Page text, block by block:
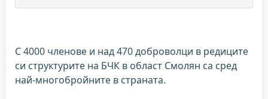
С 4000 членове и над 470 доброволци в редиците
си структурите на БЧК в област Смолян са сред
най-многобройните в страната.